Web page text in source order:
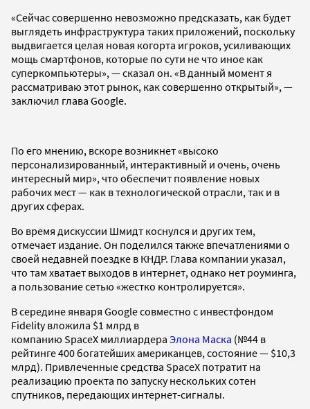
«Сейчас совершенно невозможно предсказать, как будет
выглядеть инфраструктура таких приложений, поскольку
выдвигается целая новая когорта игроков, усиливающих
мощь смартфонов, которые по сути не что иное как
суперкомпьютеры», — сказал он. «В данный момент я
рассматриваю этот рынок, как совершенно открытый», —
заключил глава Google.
По его мнению, вскоре возникнет «высоко
персонализированный, интерактивный и очень, очень
интересный мир», что обеспечит появление новых
рабочих мест — как в технологической отрасли, так и в
других сферах.
Во время дискуссии Шмидт коснулся и других тем,
отмечает издание. Он поделился также впечатлениями о
своей недавней поездке в КНДР. Глава компании указал,
что там хватает выходов в интернет, однако нет роуминга,
а пользование сетью «жестко контролируется».
В середине января Google совместно с инвестфондом
Fidelity вложила $1 млрд в
компанию SpaceX миллиардера Элона Маска (№44 в
рейтинге 400 богатейших американцев, состояние — $10,3
млрд). Привлеченные средства SpaceX потратит на
реализацию проекта по запуску нескольких сотен
спутников, передающих интернет-сигналы.